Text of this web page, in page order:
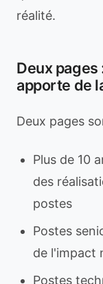
réalité.
Deux
apporte de
Deux pages
Plus de 10
des
postes
Postes
de l'impact
Postes